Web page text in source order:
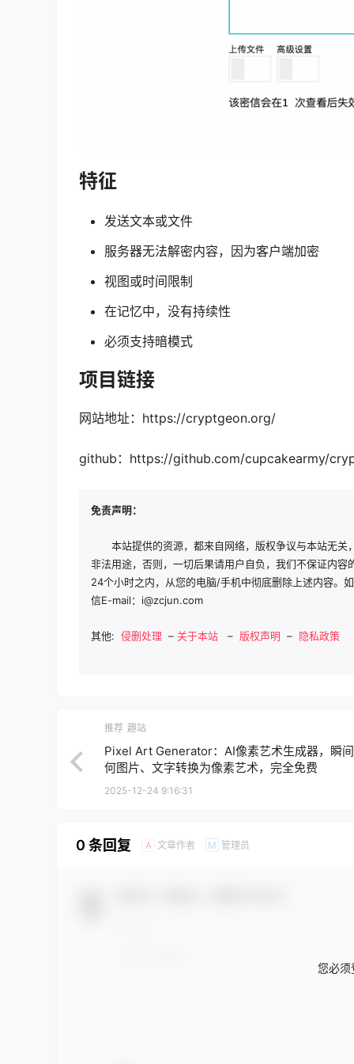
特征
发送文本或文件
服务器无法解密内容，因为客户端加密
视图或时间限制
在记忆中，没有持续性
必须支持暗模式
项目链接
网站地址：https://cryptgeon.org/
github：https://github.com/cupcakearmy/
免责声明：
本站提供的资源，都来自网络，版权争议与本站无
非法用途，否则，一切后果请用户自负，我们不保证内
24个小时之内，从您的电脑/手机中彻底删除上述内容。
信E-mail：i@zcjun.com
其他: 侵删处理 – 关于本站 – 版权声明 – 隐私政策
推荐 趣站
Pixel Art Generator：AI像素艺术生成器，瞬
何图片、文字转换为像素艺术，完全免费
2025-12-24 9:16:31
0 条回复 A 文章作者 M 管理员
您必须